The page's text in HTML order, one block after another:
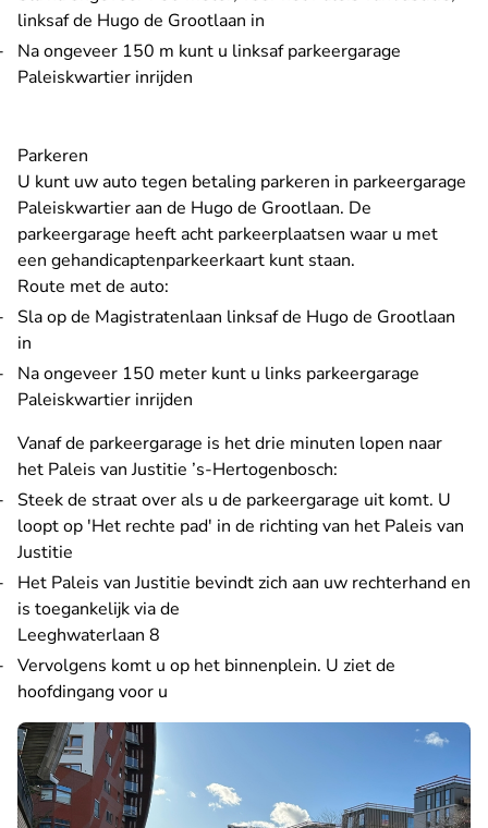
linksaf de Hugo de Grootlaan in
Na ongeveer 150 m kunt u linksaf parkeergarage
Paleiskwartier inrijden
Parkeren
U kunt uw auto tegen betaling parkeren in parkeergarage
Paleiskwartier aan de Hugo de Grootlaan. De
parkeergarage heeft acht parkeerplaatsen waar u met
een gehandicaptenparkeerkaart kunt staan.
Route met de auto:
Sla op de Magistratenlaan linksaf de Hugo de Grootlaan
in
Na ongeveer 150 meter kunt u links parkeergarage
Paleiskwartier inrijden
Vanaf de parkeergarage is het drie minuten lopen naar
het Paleis van Justitie ’s-Hertogenbosch:
Steek de straat over als u de parkeergarage uit komt. U
loopt op 'Het rechte pad' in de richting van het Paleis van
Justitie
Het Paleis van Justitie bevindt zich aan uw rechterhand en
is toegankelijk via de
Leeghwaterlaan 8
Vervolgens komt u op het binnenplein. U ziet de
hoofdingang voor u